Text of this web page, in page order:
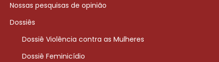
Nossas pesquisas de opinião
Dossiês
Dossiê Violência contra as Mulheres
Dossiê Feminicídio